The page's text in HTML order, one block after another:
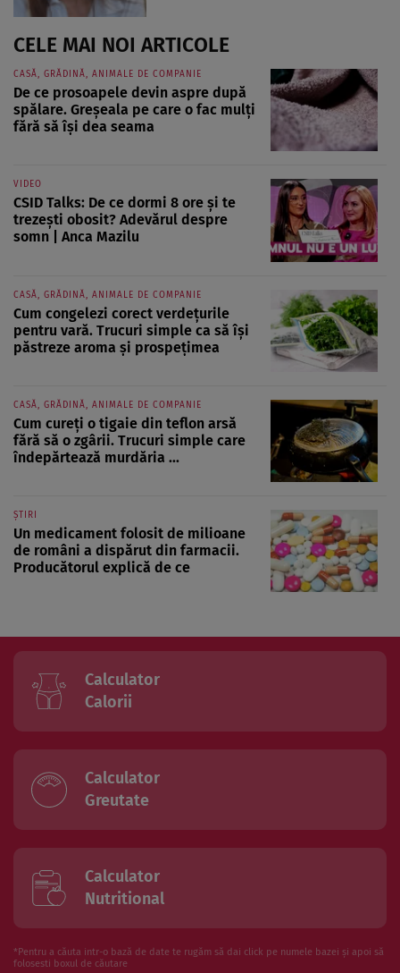
CELE MAI NOI ARTICOLE
CASĂ, GRĂDINĂ, ANIMALE DE COMPANIE
De ce prosoapele devin aspre după
spălare. Greșeala pe care o fac mulți
fără să își dea seama
VIDEO
CSID Talks: De ce dormi 8 ore și te
trezești obosit? Adevărul despre
somn | Anca Mazilu
CASĂ, GRĂDINĂ, ANIMALE DE COMPANIE
Cum congelezi corect verdețurile
pentru vară. Trucuri simple ca să își
păstreze aroma și prospețimea
CASĂ, GRĂDINĂ, ANIMALE DE COMPANIE
Cum cureți o tigaie din teflon arsă
fără să o zgârii. Trucuri simple care
îndepărtează murdăria ...
ȘTIRI
Un medicament folosit de milioane
de români a dispărut din farmacii.
Producătorul explică de ce
Calculator
Calorii
Calculator
Greutate
Calculator
Nutritional
*Pentru a căuta intr-o bază de date te rugăm să dai click pe numele bazei și apoi să
folosesti boxul de căutare